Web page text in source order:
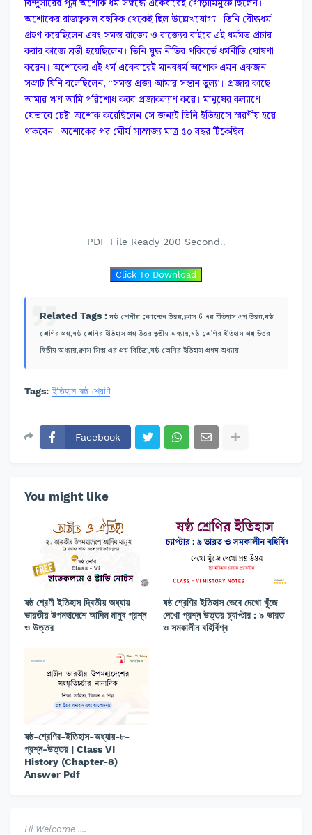
বিন্দুসারের পুত্র অশোক ধর্ম সম্বন্ধে একেবারেই গোঁড়ামিমুক্ত ছিলেন।
অশোকের রাজত্বকাল বহুদিক থেকেই ছিল উল্লেখযোগ্য। তিনি বৌদ্ধধর্ম
গ্রহণ করেছিলেন এবং সমস্ত রাজ্যে ও রাজ্যের বাইরে এই ধর্মমত প্রচার
করার কাজে ব্রতী হয়েছিলেন। তিনি যুদ্ধ নীতির পরিবর্তে ধর্মনীতি ঘোষণা
করেন। অশোকের এই ধর্ম একেবারেই মানবধর্ম অশোক এমন একজন
সম্রাট যিনি বলেছিলেন, “সমস্ত প্রজা আমার সন্তান তুল্য’। প্রজার কাছে
আমার ঋণ আমি পরিশোধ করব প্রজাকল্যাণ করে। মানুষের কল্যাণে
যেভাবে চেষ্টা অশোক করেছিলেন সে জন্যই তিনি ইতিহাসে স্মরণীয় হয়ে
থাকবেন। অশোকের পর মৌর্য সাম্রাজ্য মাত্র ৫০ বছর টিকেছিল।
PDF File Ready 200 Second..
Click To Download
Related Tags :ষষ্ঠ শ্রেণীর কোশ্চেন উত্তর,ক্লাস 6 এর ইতিহাস প্রশ্ন উত্তর,ষষ্ঠ
শ্রেণির প্রশ্ন,ষষ্ঠ শ্রেণির ইতিহাস প্রশ্ন উত্তর তৃতীয় অধ্যায়,ষষ্ঠ শ্রেণির ইতিহাস প্রশ্ন উত্তর
দ্বিতীয় অধ্যায়,ক্লাস সিক্স এর প্রশ্ন বিচিত্রা,ষষ্ঠ শ্রেণির ইতিহাস প্রথম অধ্যায়
Tags: ইতিহাস ষষ্ঠ শ্রেণি
Facebook
You might like
ষষ্ঠ শ্রেণী ইতিহাস দ্বিতীয় অধ্যায়
ভারতীয় উপমহাদেশে আদিম মানুষ প্রশ্ন
ও উত্তর
ষষ্ঠ শ্রেণির ইতিহাস ভেবে দেখো খুঁজে
দেখো প্রশ্ন উত্তর চ্যাপ্টার : ৯ ভারত
ও সমকালীন বহির্বিশ্ব
ষষ্ঠ-শ্রেণির-ইতিহাস-অধ্যায়-৮-
প্রশ্ন-উত্তর | Class VI
History (Chapter-8)
Answer Pdf
Hi Welcome ....